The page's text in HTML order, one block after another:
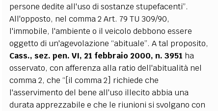
persone dedite all'uso di sostanze stupefacenti”.
All'opposto, nel comma 2 Art. 79 TU 309/90,
l'immobile, l'ambiente o il veicolo debbono essere
oggetto di un'agevolazione “abituale”. A tal proposito,
Cass., sez. pen. VI, 21 febbraio 2000, n. 3951 ha
osservato, con afferenza alla ratio dell'abitualità nel
comma 2, che “[il comma 2] richiede che
l'asservimento del bene all'uso illecito abbia una
durata apprezzabile e che le riunioni si svolgano con